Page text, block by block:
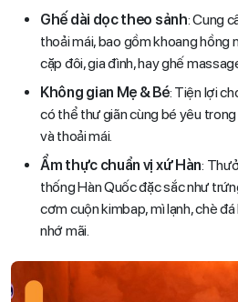
Ghế dài dọc theo sảnh: Cung
thoải mái, bao gồm khoang hồng
cặp đôi, gia đình, hay ghế
Không gian Mẹ & Bé: Tiện lợi
có thể thư giãn cùng bé yêu
và thoải mái.
Ẩm thực chuẩn vị xứ Hàn:
thống Hàn Quốc đặc sắc như
cơm cuộn kimbap, mì lạnh, chè
nhớ mãi.